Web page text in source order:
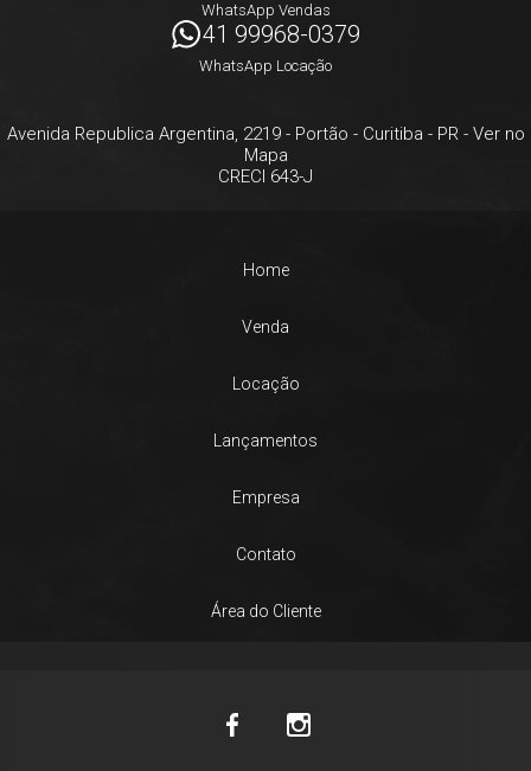
WhatsApp Vendas
41 99968-0379
WhatsApp Locação
Avenida Republica Argentina, 2219- Portão - Curitiba - PR- Ver no
Mapa
CRECI 643-J
Home
Venda
Locação
Lançamentos
Empresa
Contato
Área do Cliente